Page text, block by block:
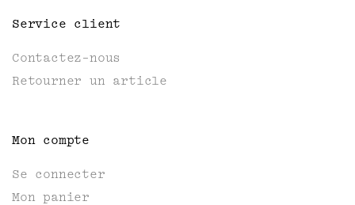
Service client
Contactez-nous
Retourner un article
Mon compte
Se connecter
Mon panier